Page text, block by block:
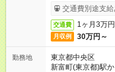
交通費別途支給
交通費 1ヶ月3万
月収例 30万円～
勤務地
東京都中央区
新富町(東京都)駅